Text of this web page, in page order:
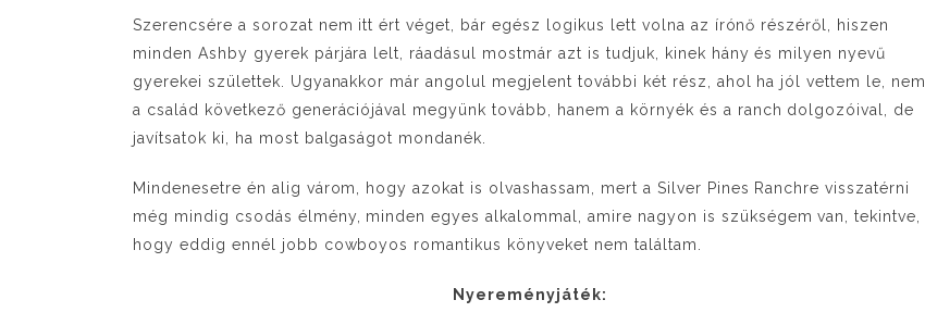
Szerencsére a sorozat nem itt ért véget, bár egész logikus lett volna az írónő részéről, hiszen
minden Ashby gyerek párjára lelt, ráadásul mostmár azt is tudjuk, kinek hány és milyen nyevű
gyerekei születtek. Ugyanakkor már angolul megjelent további két rész, ahol ha jól vettem le, nem
a család következő generációjával megyünk tovább, hanem a környék és a ranch dolgozóival, de
javítsatok ki, ha most balgaságot mondanék.
Mindenesetre én alig várom, hogy azokat is olvashassam, mert a Silver Pines Ranchre visszatérni
még mindig csodás élmény, minden egyes alkalommal, amire nagyon is szükségem van, tekintve,
hogy eddig ennél jobb cowboyos romantikus könyveket nem találtam.
Nyereményjáték: